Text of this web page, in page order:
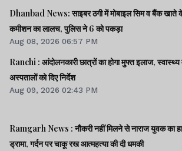
Dhanbad News: साइबर ठगी में मोबाइल सिम व बैंक खाते
कमीशन का लालच, पुलिस ने 6 को पकड़ा
Aug 08, 2026 06:57 PM
Ranchi : आंदोलनकारी छात्रों का होगा मुफ्त इलाज, स्वास्थ्य
अस्पतालों को दिए निर्देश
Aug 09, 2026 02:43 PM
Ramgarh News : नौकरी नहीं मिलने से नाराज युवक का
ड्रामा, गर्दन पर चाकू रख आत्महत्या की दी धमकी